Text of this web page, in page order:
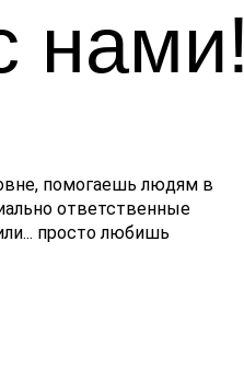
нами!
помогаешь людям в
ответственные
просто любишь